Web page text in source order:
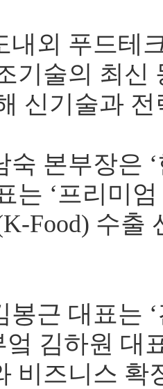
내외 푸드테
기술의 최신
신기술과
숙 본부장은 ‘
는 ‘프리미
Food) 수출
봉근 대표는 ‘
엌 김하원 대
비즈니스 확